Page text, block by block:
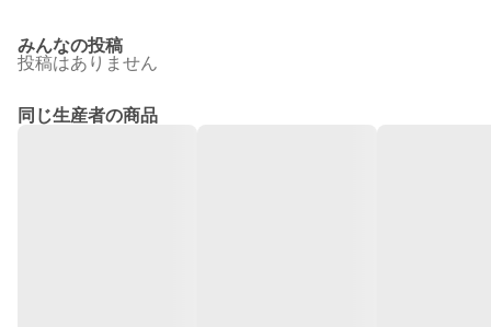
みんなの投稿
投稿はありません
同じ生産者の商品